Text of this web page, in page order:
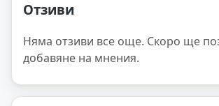
Отзиви
Няма отзиви все още. Скоро ще
добавяне на мнения.